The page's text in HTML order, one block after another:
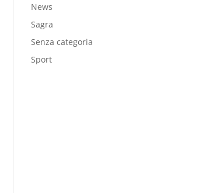
News
Sagra
Senza categoria
Sport